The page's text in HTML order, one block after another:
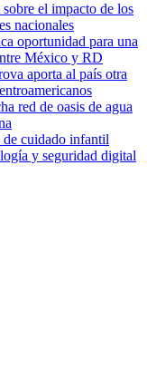
el impacto de los
nacionales
oportunidad para una
México y RD
aporta al país otra
red de oasis de agua
cuidado infantil
y seguridad digital